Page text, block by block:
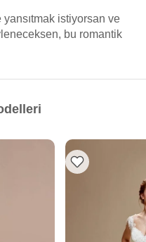
yansıtmak istiyorsan ve
bu romantik